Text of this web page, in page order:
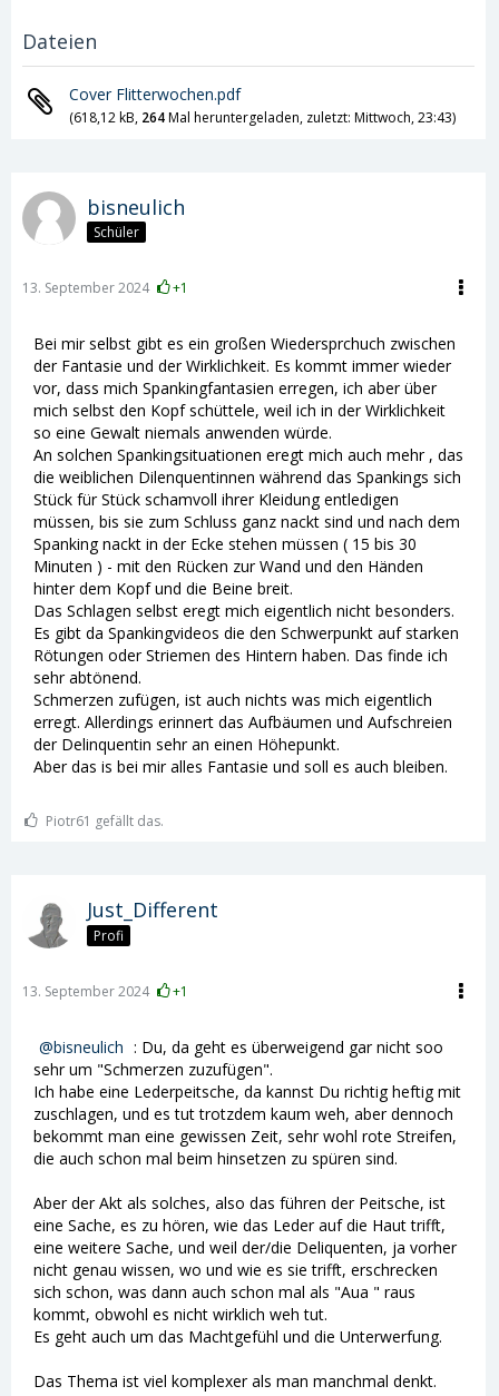
Dateien
Cover Flitterwochen.pdf
(618,12 kB, 264Mal heruntergeladen, zuletzt: Mittwoch, 23:43)
bisneulich
Schüler
13. September 2024 +1
Bei mir selbst gibt es ein großen Wiedersprchuch zwischen
der Fantasie und der Wirklichkeit. Es kommt immer wieder
vor, dass mich Spankingfantasien erregen, ich aber über
mich selbst den Kopf schüttele, weil ich in der Wirklichkeit
so eine Gewalt niemals anwenden würde.
An solchen Spankingsituationen eregt mich auch mehr , das
die weiblichen Dilenquentinnen während das Spankings sich
Stück für Stück schamvoll ihrer Kleidung entledigen
müssen, bis sie zum Schluss ganz nackt sind und nach dem
Spanking nackt in der Ecke stehen müssen ( 15 bis 30
Minuten ) - mit den Rücken zur Wand und den Händen
hinter dem Kopf und die Beine breit.
Das Schlagen selbst eregt mich eigentlich nicht besonders.
Es gibt da Spankingvideos die den Schwerpunkt auf starken
Rötungen oder Striemen des Hintern haben. Das finde ich
sehr abtönend.
Schmerzen zufügen, ist auch nichts was mich eigentlich
erregt. Allerdings erinnert das Aufbäumen und Aufschreien
der Delinquentin sehr an einen Höhepunkt.
Aber das is bei mir alles Fantasie und soll es auch bleiben.
Piotr61 gefällt das.
Just_Different
Profi
13. September 2024 +1
bisneulich : Du, da geht es überweigend gar nicht soo
sehr um "Schmerzen zuzufügen".
Ich habe eine Lederpeitsche, da kannst Du richtig heftig mit
zuschlagen, und es tut trotzdem kaum weh, aber dennoch
bekommt man eine gewissen Zeit, sehr wohl rote Streifen,
die auch schon mal beim hinsetzen zu spüren sind.
Aber der Akt als solches, also das führen der Peitsche, ist
eine Sache, es zu hören, wie das Leder auf die Haut trifft,
eine weitere Sache, und weil der/die Deliquenten, ja vorher
nicht genau wissen, wo und wie es sie trifft, erschrecken
sich schon, was dann auch schon mal als "Aua " raus
kommt, obwohl es nicht wirklich weh tut.
Es geht auch um das Machtgefühl und die Unterwerfung.
Das Thema ist viel komplexer als man manchmal denkt.